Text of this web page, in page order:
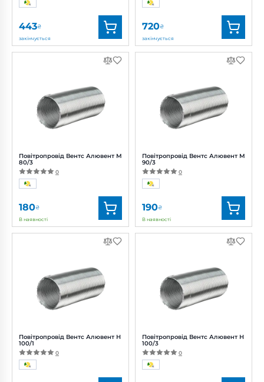
443₴
закінчується
Вентс
200 мм
720₴
закінчується
Вентс
315 мм
Повітропровід Вентс Алювент М
80/3
0
180₴
В наявності
Вентс
80 мм
Повітропровід Вентс Алювент М
90/3
0
190₴
В наявності
Вентс
90 мм
Повітропровід Вентс Алювент Н
100/1
0
Повітропровід Вентс Алювент Н
100/3
0